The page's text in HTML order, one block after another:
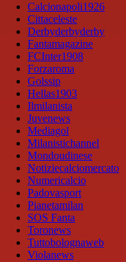
Calcionapoli1926
Cittaceleste
Derbyderbyderby
Fantamagazine
FCInter1908
Forzaroma
Golssip
Hellas1903
Ilmilanista
Juvenews
Mediagol
Milanistichannel
Mondoudinese
Notiziecalciomercato
Numericalcio
Padovasport
Pianetamilan
SOS Fanta
Toronews
Tuttobolognaweb
Violanews